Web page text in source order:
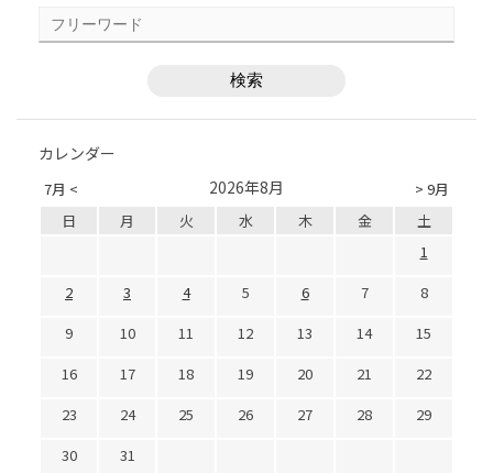
カレンダー
7月 < > 9月
2026年8月
日 月 火 水 木 金
土
1
2
3 4 5 6 7
8
9
10 11 12 13 14
15
16
17 18 19 20 21
22
23
24 25 26 27 28
29
30
31